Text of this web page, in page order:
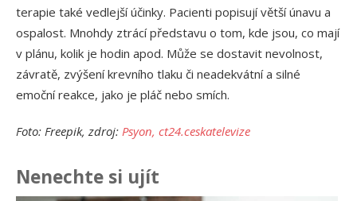
terapie také vedlejší účinky. Pacienti popisují větší únavu a
ospalost. Mnohdy ztrácí představu o tom, kde jsou, co mají
v plánu, kolik je hodin apod. Může se dostavit nevolnost,
závratě, zvýšení krevního tlaku či neadekvátní a silné
emoční reakce, jako je pláč nebo smích.
Foto: Freepik, zdroj: Psyon, ct24.ceskatelevize
Nenechte si ujít